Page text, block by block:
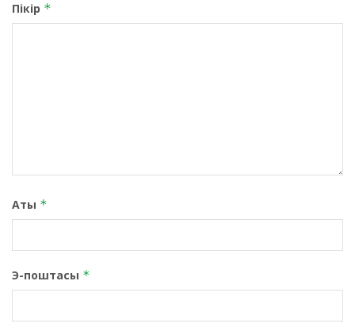
Пікір *
Аты *
Э-поштасы *